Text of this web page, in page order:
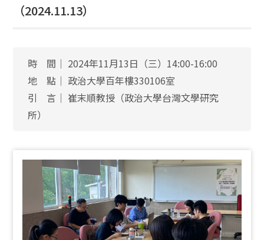
（2024.11.13）
時 間│ 2024年11月13日（三）14:00-16:00
地 點│ 政治大學百年樓330106室
引 言│ 崔末順教授（政治大學台灣文學研究
所）